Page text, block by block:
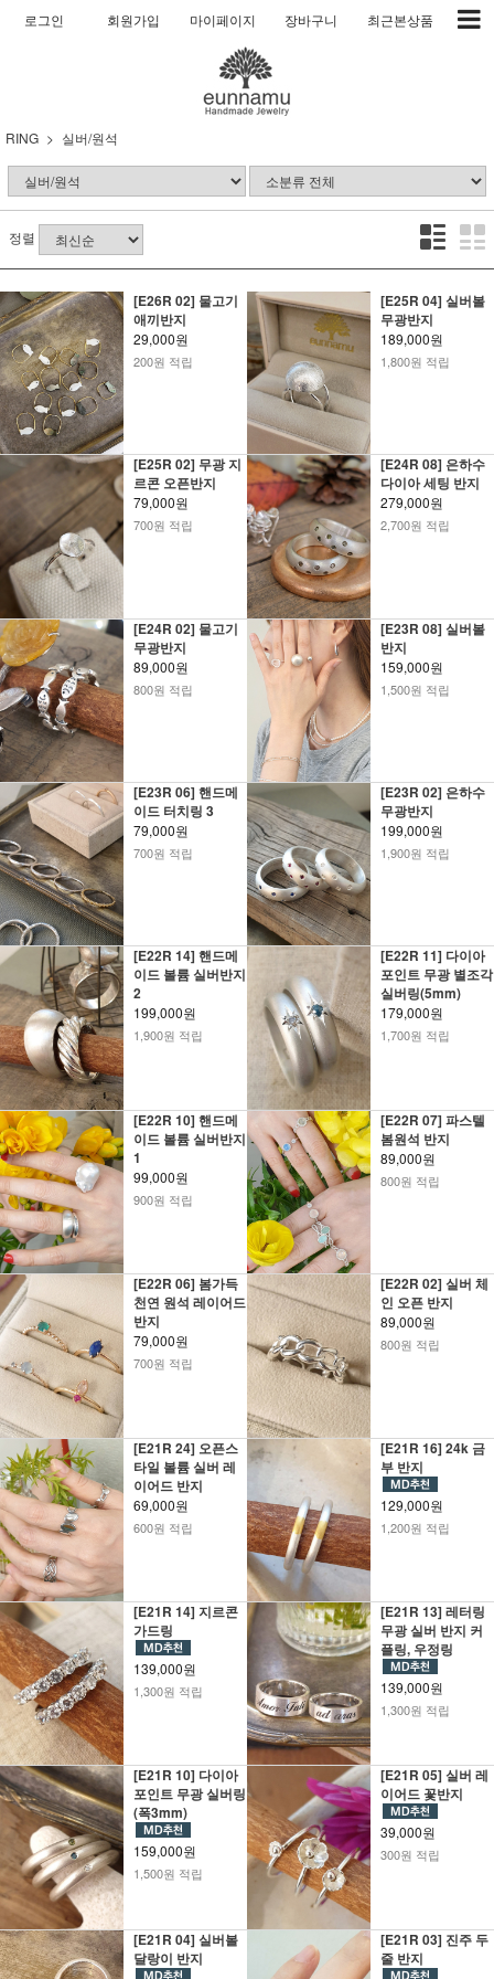
로그인 회원가입 마이페이지 장바구니 최근본상품
RING 실버/원석
정렬
[E26R 02] 물고기
애끼반지
29,000원
200원 적립
[E25R 04] 실버볼
무광반지
189,000원
1,800원 적립
[E25R 02] 무광 지
르콘 오픈반지
79,000원
700원 적립
[E24R 08] 은하수
다이아 세팅 반지
279,000원
2,700원 적립
[E24R 02] 물고기
무광반지
89,000원
800원 적립
[E23R 08] 실버볼
반지
159,000원
1,500원 적립
[E23R 06] 핸드메
이드 터치링 3
79,000원
700원 적립
[E23R 02] 은하수
무광반지
199,000원
1,900원 적립
[E22R 14] 핸드메
이드 볼륨 실버반지
2
199,000원
1,900원 적립
[E22R 11] 다이아
포인트 무광 별조각
실버링(5mm)
179,000원
1,700원 적립
[E22R 10] 핸드메
이드 볼륨 실버반지
1
99,000원
900원 적립
[E22R 07] 파스텔
봄원석 반지
89,000원
800원 적립
[E22R 06] 봄가득
천연 원석 레이어드
반지
79,000원
700원 적립
[E22R 02] 실버 체
인 오픈 반지
89,000원
800원 적립
[E21R 24] 오픈스
타일 볼륨 실버 레
이어드 반지
69,000원
600원 적립
[E21R 16] 24k 금
부 반지
129,000원
1,200원 적립
[E21R 14] 지르콘
가드링
139,000원
1,300원 적립
[E21R 13] 레터링
무광 실버 반지 커
플링, 우정링
139,000원
1,300원 적립
[E21R 10] 다이아
포인트 무광 실버링
(폭3mm)
159,000원
1,500원 적립
[E21R 05] 실버 레
이어드 꽃반지
39,000원
300원 적립
[E21R 04] 실버볼
달랑이 반지
[E21R 03] 진주 두
줄 반지